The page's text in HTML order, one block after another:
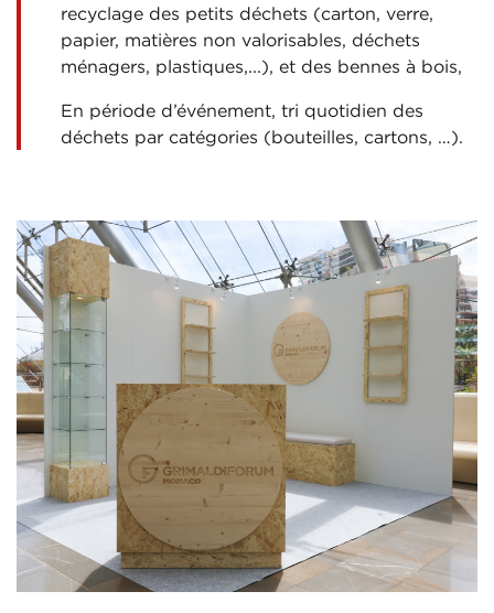
recyclage des petits déchets (carton, verre,
papier, matières non valorisables, déchets
ménagers, plastiques,...), et des bennes à bois,
En période d’événement, tri quotidien des
déchets par catégories (bouteilles, cartons, …).